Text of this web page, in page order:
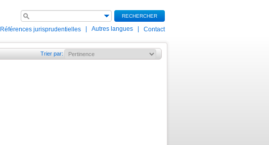
RECHERCHER
Références jurisprudentielles Autres langues Contact
Trier par: